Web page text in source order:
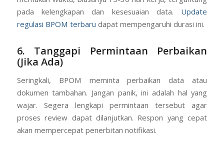
pada kelengkapan dan kesesuaian data. Update
regulasi BPOM terbaru dapat mempengaruhi durasi ini.
6. Tanggapi Permintaan Perbaikan
(Jika Ada)
Seringkali, BPOM meminta perbaikan data atau
dokumen tambahan. Jangan panik, ini adalah hal yang
wajar. Segera lengkapi permintaan tersebut agar
proses review dapat dilanjutkan. Respon yang cepat
akan mempercepat penerbitan notifikasi.